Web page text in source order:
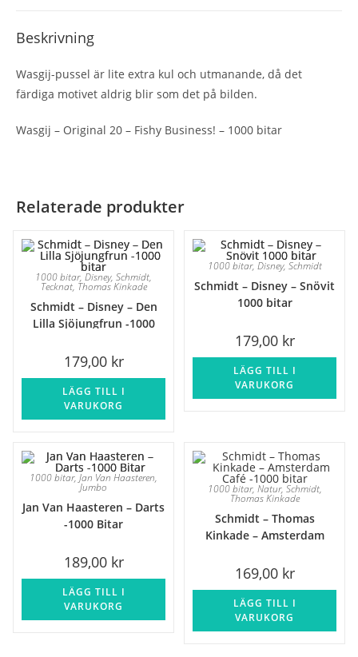
Beskrivning
Wasgij-pussel är lite extra kul och utmanande, då det
färdiga motivet aldrig blir som det på bilden.
Wasgij – Original 20 – Fishy Business! – 1000 bitar
Relaterade produkter
1000 bitar, Disney, Schmidt,
Tecknat, Thomas Kinkade
Schmidt – Disney – Den
Lilla Sjöjungfrun -1000
179,00 kr
LÄGG TILL I
VARUKORG
1000 bitar, Disney, Schmidt
Schmidt – Disney – Snövit
1000 bitar
179,00 kr
LÄGG TILL I
VARUKORG
1000 bitar, Jan Van Haasteren,
Jumbo
Jan Van Haasteren – Darts
-1000 Bitar
189,00 kr
LÄGG TILL I
VARUKORG
1000 bitar, Natur, Schmidt,
Thomas Kinkade
Schmidt – Thomas
Kinkade – Amsterdam
169,00 kr
LÄGG TILL I
VARUKORG